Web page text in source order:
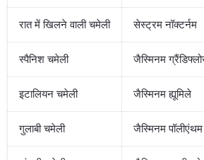
रात में खिलने वाली चमेली सेस्ट्रम नॉक्टर्नम
स्पैनिश चमेली जैस्मिनम
इटालियन चमेली जैस्मिनम ह्यूमिले
गुलाबी चमेली जैस्मिनम पॉलीएंथम